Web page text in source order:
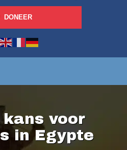
DONEER
kans voor
in Egypte